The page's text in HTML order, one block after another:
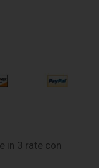
in 3 rate con